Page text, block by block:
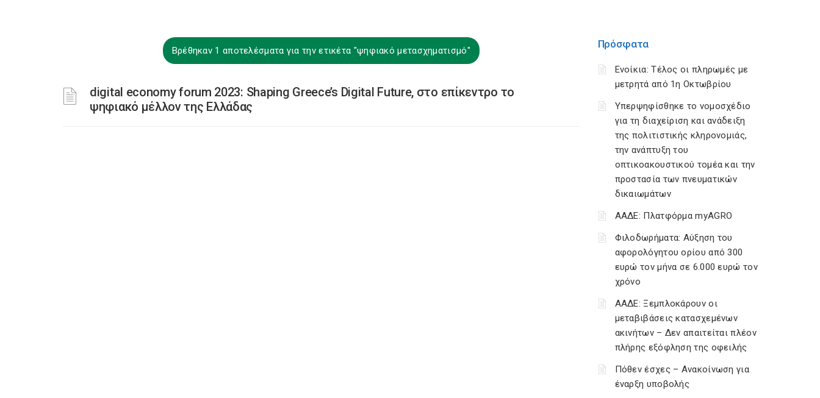
Βρέθηκαν 1 αποτελέσματα για την ετικέτα "ψηφιακό μετασχηματισμό"
digital economy forum 2023: Shaping Greece’s Digital Future, στο επίκεντρο το
ψηφιακό μέλλον της Ελλάδας
Πρόσφατα
Ενοίκια: Τέλος οι πληρωμές με
μετρητά από 1η Οκτωβρίου
Υπερψηφίσθηκε το νομοσχέδιο
για τη διαχείριση και ανάδειξη
της πολιτιστικής κληρονομιάς,
την ανάπτυξη του
οπτικοακουστικού τομέα και την
προστασία των πνευματικών
δικαιωμάτων
ΑΑΔΕ: Πλατφόρμα myAGRO
Φιλοδωρήματα: Αύξηση του
αφορολόγητου ορίου από 300
ευρώ τον μήνα σε 6.000 ευρώ τον
χρόνο
ΑΑΔΕ: Ξεμπλοκάρουν οι
μεταβιβάσεις κατασχεμένων
ακινήτων – Δεν απαιτείται πλέον
πλήρης εξόφληση της οφειλής
Πόθεν έσχες – Ανακοίνωση για
έναρξη υποβολής